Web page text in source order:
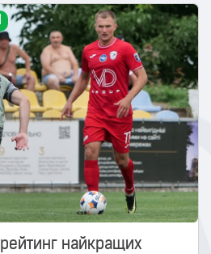
найкращих